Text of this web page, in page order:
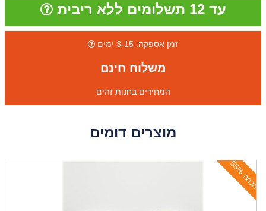
עד 12 תשלומים ללא ריבית
זמן אספקה: 3-15 ימים
משלוח חינם
המחירים בחנות זהים
מוצרים דומים
ה
נ
ח
ה
5
5